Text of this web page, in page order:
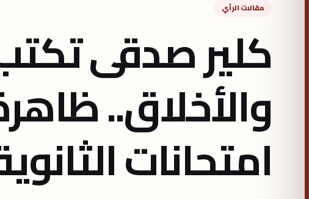
مقالات الرأي
كلير صدقى
والأخلاق..
امتحانات